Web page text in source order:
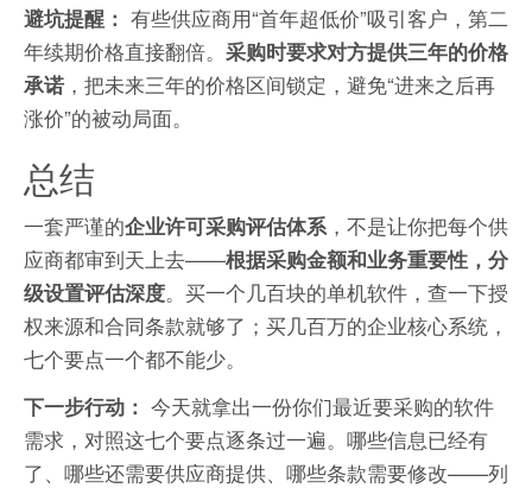
避坑提醒： 有些供应商用“首年超低价”吸引客户，第二
年续期价格直接翻倍。 采购时要求对方提供三年的价格
承诺 ，把未来三年的价格区间锁定，避免“进来之后再
涨价”的被动局面。
总结
一套严谨的企业许可采购评估体系 ，不是让你把每个供
应商都审到天上去——根据采购金额和业务重要性，分
级设置评估深度。买一个几百块的单机软件，查一下授
权来源和合同条款就够了；买几百万的企业核心系统，
七个要点一个都不能少。
下一步行动： 今天就拿出一份你们最近要采购的软件
需求，对照这七个要点逐条过一遍。哪些信息已经有
了、哪些还需要供应商提供、哪些条款需要修改——列